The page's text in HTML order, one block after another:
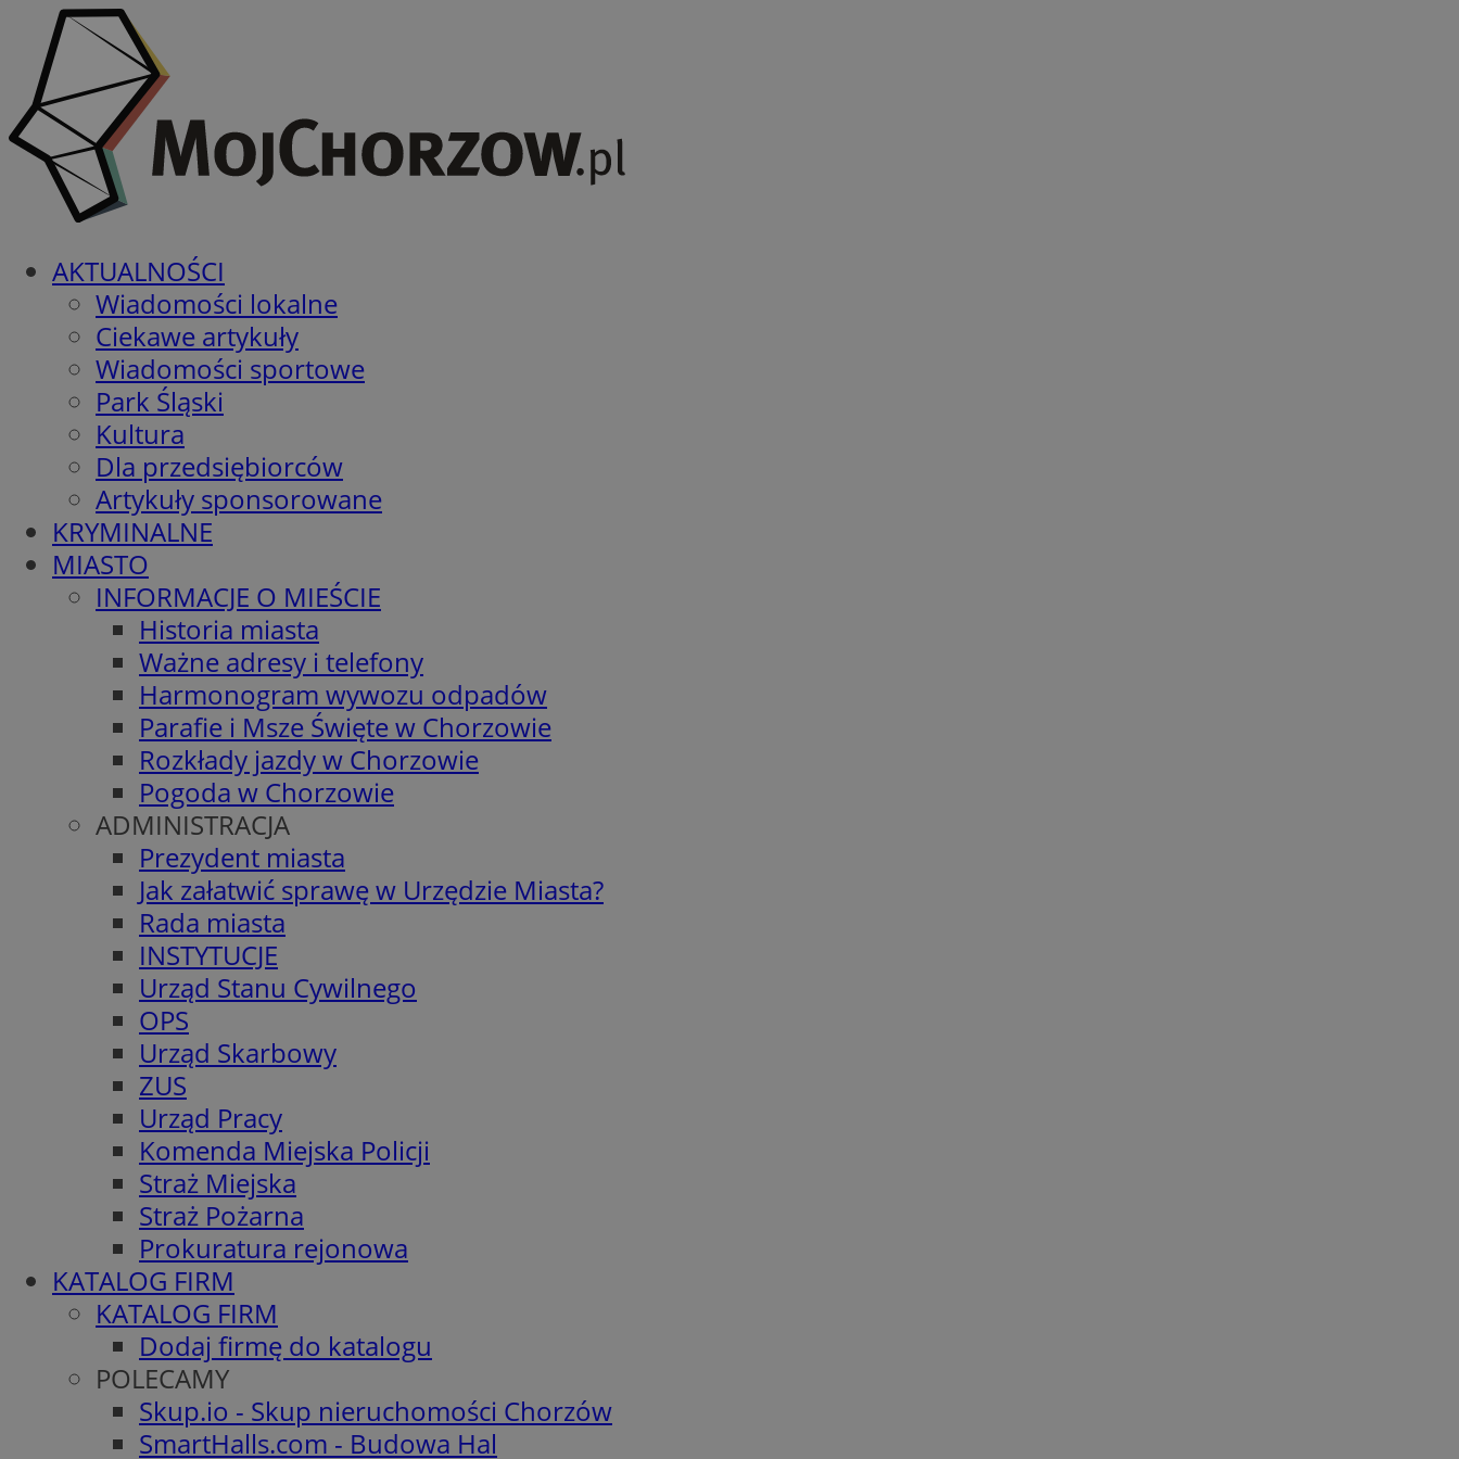
AKTUALNOŚCI
Wiadomości lokalne
Ciekawe artykuły
Wiadomości sportowe
Park Śląski
Kultura
Dla przedsiębiorców
Artykuły sponsorowane
KRYMINALNE
MIASTO
INFORMACJE O MIEŚCIE
Historia miasta
Ważne adresy i telefony
Harmonogram wywozu odpadów
Parafie i Msze Święte w Chorzowie
Rozkłady jazdy w Chorzowie
Pogoda w Chorzowie
ADMINISTRACJA
Prezydent miasta
Jak załatwić sprawę w Urzędzie Miasta?
Rada miasta
INSTYTUCJE
Urząd Stanu Cywilnego
OPS
Urząd Skarbowy
ZUS
Urząd Pracy
Komenda Miejska Policji
Straż Miejska
Straż Pożarna
Prokuratura rejonowa
KATALOG FIRM
KATALOG FIRM
Dodaj firmę do katalogu
POLECAMY
Skup.io - Skup nieruchomości Chorzów
SmartHalls.com - Budowa Hal